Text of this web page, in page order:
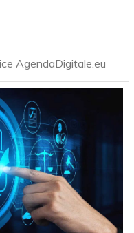
AgendaDigitale.eu